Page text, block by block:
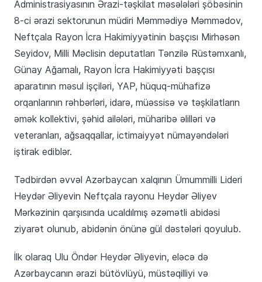
Administrasiyasının Ərazi-təşkilat məsələləri şöbəsinin
8-ci ərazi sektorunun müdiri Məmmədiyə Məmmədov,
Neftçala Rayon İcra Hakimiyyətinin başçısı Mirhəsən
Seyidov, Milli Məclisin deputatları Tənzilə Rüstəmxanlı,
Günay Ağamalı, Rayon İcra Hakimiyyəti başçısı
aparatının məsul işçiləri, YAP, hüquq-mühafizə
orqanlarının rəhbərləri, idarə, müəssisə və təşkilatların
əmək kollektivi, şəhid ailələri, müharibə əlilləri və
veteranları, ağsaqqallar, ictimaiyyət nümayəndələri
iştirak ediblər.
Tədbirdən əvvəl Azərbaycan xalqının Ümummilli Lideri
Heydər Əliyevin Neftçala rayonu Heydər Əliyev
Mərkəzinin qarşısında ucaldılmış əzəmətli abidəsi
ziyarət olunub, abidənin önünə gül dəstələri qoyulub.
İlk olaraq Ulu Öndər Heydər Əliyevin, eləcə də
Azərbaycanın ərazi bütövlüyü, müstəqilliyi və